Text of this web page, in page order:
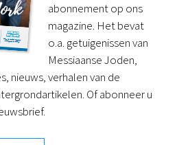
abonnement op ons
magazine. Het bevat
o.a. getuigenissen van
Messiaanse Joden,
nieuws, verhalen van de
Of abonneer u